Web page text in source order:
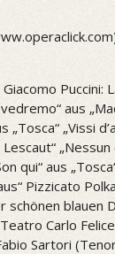
Puccini:
aus
„Tosca“ „Vissi
„Nessun
qui“ aus
Pizzicato
schönen blauen
Carlo
Sartori